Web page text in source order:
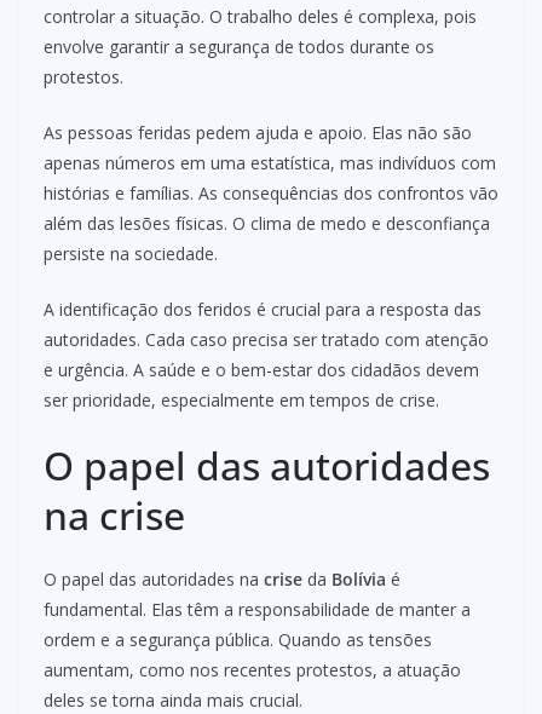
controlar a situação. O trabalho deles é complexa, pois
envolve garantir a segurança de todos durante os
protestos.
As pessoas feridas pedem ajuda e apoio. Elas não são
apenas números em uma estatística, mas indivíduos com
histórias e famílias. As consequências dos confrontos vão
além das lesões físicas. O clima de medo e desconfiança
persiste na sociedade.
A identificação dos feridos é crucial para a resposta das
autoridades. Cada caso precisa ser tratado com atenção
e urgência. A saúde e o bem-estar dos cidadãos devem
ser prioridade, especialmente em tempos de crise.
O papel das autoridades
na crise
O papel das autoridades na crise da Bolívia é
fundamental. Elas têm a responsabilidade de manter a
ordem e a segurança pública. Quando as tensões
aumentam, como nos recentes protestos, a atuação
deles se torna ainda mais crucial.